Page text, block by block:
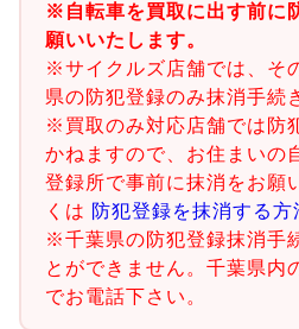
※自転車を買取に出す前に
願いいたします。
※サイクルズ店舗では、そ
県の防犯登録のみ抹消手続
※買取のみ対応店舗では防
かねますので、お住まいの
登録所で事前に抹消をお願
くは 防犯登録を抹消する方
※千葉県の防犯登録抹消手
とができません。千葉県内
でお電話下さい。